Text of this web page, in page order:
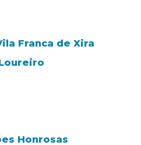
Franca de Xira
Honrosas